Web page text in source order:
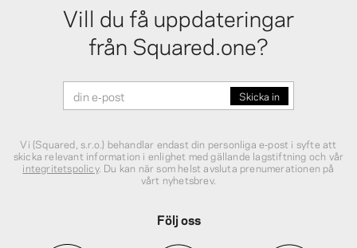
Vill du få uppdateringar
från Squared.one?
Vi (Squared, s.r.o.) behandlar endast din personliga e‑post i syfte att
skicka relevant information i enlighet med gällande lagstiftning och vår
integritetspolicy. Du kan när som helst avsluta prenumerationen på
vårt nyhetsbrev.
Följ oss